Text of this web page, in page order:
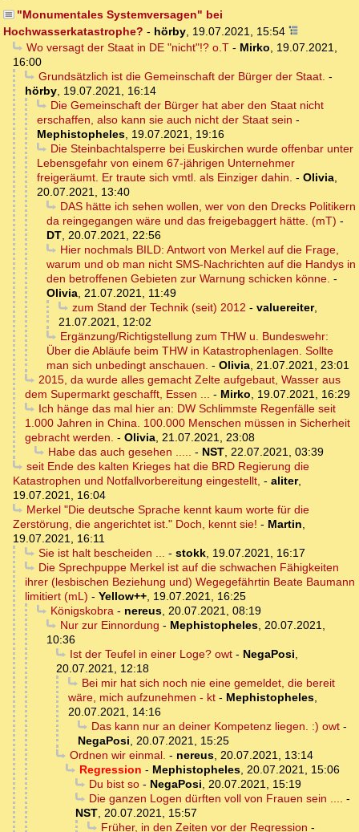
"Monumentales Systemversagen" bei
Hochwasserkatastrophe? - hörby, 19.07.2021, 15:54
Wo versagt der Staat in DE "nicht"!? o.T- Mirko, 19.07.2021,
16:00
Grundsätzlich ist die Gemeinschaft der Bürger der Staat. -
hörby, 19.07.2021, 16:14
Die Gemeinschaft der Bürger hat aber den Staat nicht
erschaffen, also kann sie auch nicht der Staat sein -
Mephistopheles, 19.07.2021, 19:16
Die Steinbachtalsperre bei Euskirchen wurde offenbar unter
Lebensgefahr von einem 67-jährigen Unternehmer
freigeräumt. Er traute sich vmtl. als Einziger dahin. - Olivia,
20.07.2021, 13:40
DAS hätte ich sehen wollen, wer von den Drecks Politikern
da reingegangen wäre und das freigebaggert hätte. (mT) -
DT, 20.07.2021, 22:56
Hier nochmals BILD: Antwort von Merkel auf die Frage,
warum und ob man nicht SMS-Nachrichten auf die Handys in
den betroffenen Gebieten zur Warnung schicken könne. -
Olivia, 21.07.2021, 11:49
zum Stand der Technik (seit) 2012 - valuereiter,
21.07.2021, 12:02
Ergänzung/Richtigstellung zum THW u. Bundeswehr:
Über die Abläufe beim THW in Katastrophenlagen. Sollte
man sich unbedingt anschauen. - Olivia, 21.07.2021, 23:01
2015, da wurde alles gemacht Zelte aufgebaut, Wasser aus
dem Supermarkt geschafft, Essen ... - Mirko, 19.07.2021, 16:29
Ich hänge das mal hier an: DW Schlimmste Regenfälle seit
1.000 Jahren in China. 100.000 Menschen müssen in Sicherheit
gebracht werden. - Olivia, 21.07.2021, 23:08
Habe das auch gesehen ..... - NST, 22.07.2021, 03:39
seit Ende des kalten Krieges hat die BRD Regierung die
Katastrophen und Notfallvorbereitung eingestellt, - aliter,
19.07.2021, 16:04
Merkel "Die deutsche Sprache kennt kaum worte für die
Zerstörung, die angerichtet ist." Doch, kennt sie! - Martin,
19.07.2021, 16:11
Sie ist halt bescheiden ... - stokk, 19.07.2021, 16:17
Die Sprechpuppe Merkel ist auf die schwachen Fähigkeiten
ihrer (lesbischen Beziehung und) Wegegefährtin Beate Baumann
limitiert (mL) - Yellow++, 19.07.2021, 16:25
Königskobra- nereus, 20.07.2021, 08:19
Nur zur Einnordung - Mephistopheles, 20.07.2021,
10:36
Ist der Teufel in einer Loge? owt- NegaPosi,
20.07.2021, 12:18
Bei mir hat sich noch nie eine gemeldet, die bereit
wäre, mich aufzunehmen - kt - Mephistopheles,
20.07.2021, 14:16
Das kann nur an deiner Kompetenz liegen. :) owt-
NegaPosi, 20.07.2021, 15:25
Ordnen wir einmal. - nereus, 20.07.2021, 13:14
Regression - Mephistopheles, 20.07.2021, 15:06
Du bist so- NegaPosi, 20.07.2021, 15:19
Die ganzen Logen dürften voll von Frauen sein .... -
NST, 20.07.2021, 15:57
Früher, in den Zeiten vor der Regression -